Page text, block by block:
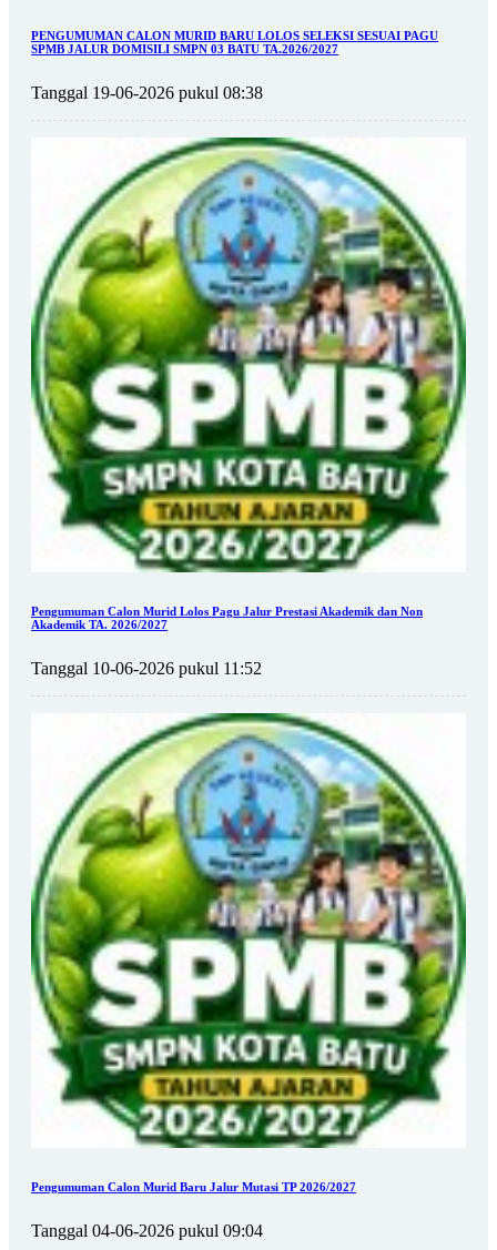
PENGUMUMAN CALON MURID BARU LOLOS SELEKSI SESUAI PAGU
SPMB JALUR DOMISILI SMPN 03 BATU TA.2026/2027
Tanggal 19-06-2026 pukul 08:38
Pengumuman Calon Murid Lolos Pagu Jalur Prestasi Akademik dan Non
Akademik TA. 2026/2027
Tanggal 10-06-2026 pukul 11:52
Pengumuman Calon Murid Baru Jalur Mutasi TP 2026/2027
Tanggal 04-06-2026 pukul 09:04